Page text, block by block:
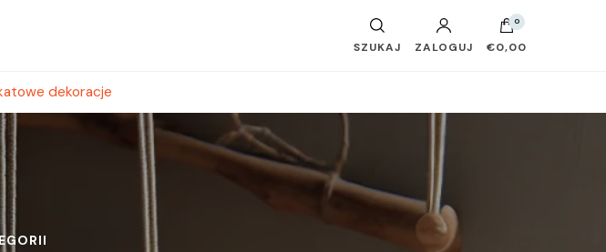
SZUKAJ ZALOGUJ
0
€0,00
dekoracje